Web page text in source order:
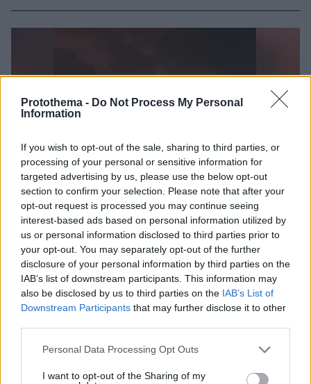
Protothema - Do Not Process My Personal
Information
If you wish to opt-out of the sale, sharing to third parties, or
processing of your personal or sensitive information for
targeted advertising by us, please use the below opt-out
section to confirm your selection. Please note that after your
opt-out request is processed you may continue seeing
interest-based ads based on personal information utilized by
us or personal information disclosed to third parties prior to
your opt-out. You may separately opt-out of the further
disclosure of your personal information by third parties on the
IAB’s list of downstream participants. This information may
also be disclosed by us to third parties on the IAB’s List of
Downstream Participants that may further disclose it to other
Please note that this website/app uses one or more Google
not limited to your visit or usage behaviour. You may click to
Personal Data Processing Opt Outs
I want to opt-out of the Sharing of my
Loaded
Νέα ανάφλεξη στη Μέση Ανατολή: Οι Χούθι
πιο σκληρούς όρους για τα Στενά του Ορμούζ
09.08.2026, 12:09